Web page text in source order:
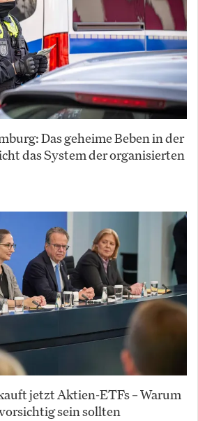
Das geheime Beben in der
das System der organisierten
jetzt Aktien-ETFs – Warum
sein sollten